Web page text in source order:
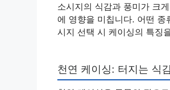
소시지의 식감과 풍미가 크
에 영향을 미칩니다. 어떤
시지 선택 시 케이싱의 특징
천연 케이싱: 터지는 식